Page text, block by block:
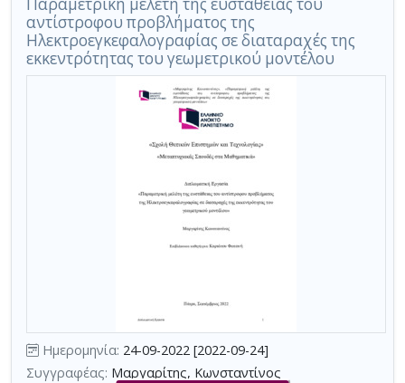
σύνολο
σελίδων
1.
κριτηρίων
αναζήτησης
Παραμετρική μελέτη της ευστάθειας του
αντίστροφου προβλήματος της
Ηλεκτροεγκεφαλογραφίας σε διαταραχές της
εκκεντρότητας του γεωμετρικού μοντέλου
Ημερομηνία: 24-09-2022 [2022-09-24]
Συγγραφέας: Μαργαρίτης, Κωνσταντίνος